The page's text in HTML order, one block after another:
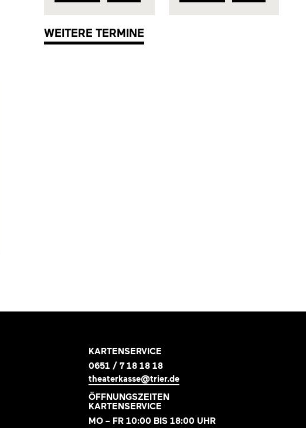
WEITERE TERMINE
KARTENSERVICE
0651 / 7 18 18 18
theaterkasse@trier.de
ÖFFNUNGSZEITEN
KARTENSERVICE
MO – FR 10:00 BIS 18:00 UHR